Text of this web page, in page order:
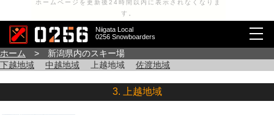
ホームページを更新後24時間以内に表示されなくなりま
す。
Niigata Local
0256 Snowboarders
ホーム
> 新潟県内のスキー場
下越地域
中越地域 上越地域 佐渡地域
3. 上越地域